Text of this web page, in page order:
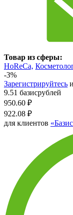
Товар из сферы:
HoReCa,
-3%
Зарегистрируйтесь
9.51 базисрублей
950.60 ₽
922.08 ₽
для клиентов